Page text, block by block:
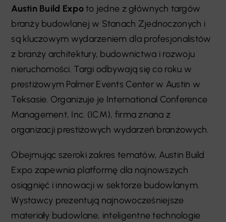
Austin Build Expoto jedne z głównych targów
branży budowlanej w Stanach Zjednoczonych i
są kluczowym wydarzeniem dla profesjonalistów
z branży architektury, budownictwa i rozwoju
nieruchomości. Targi odbywają się co roku w
prestiżowym Palmer Events Center w Austin w
Teksasie. Organizuje je International Conference
Management, Inc. (ICM), firma znana z
organizacji prestiżowych wydarzeń branżowych.
Obejmując szeroki zakres tematów, Austin Build
Expo zapewnia platformę dla najnowszych
osiągnięć i innowacji w sektorze budowlanym.
Wystawcy prezentują najnowocześniejsze
materiały budowlane, inteligentne technologie